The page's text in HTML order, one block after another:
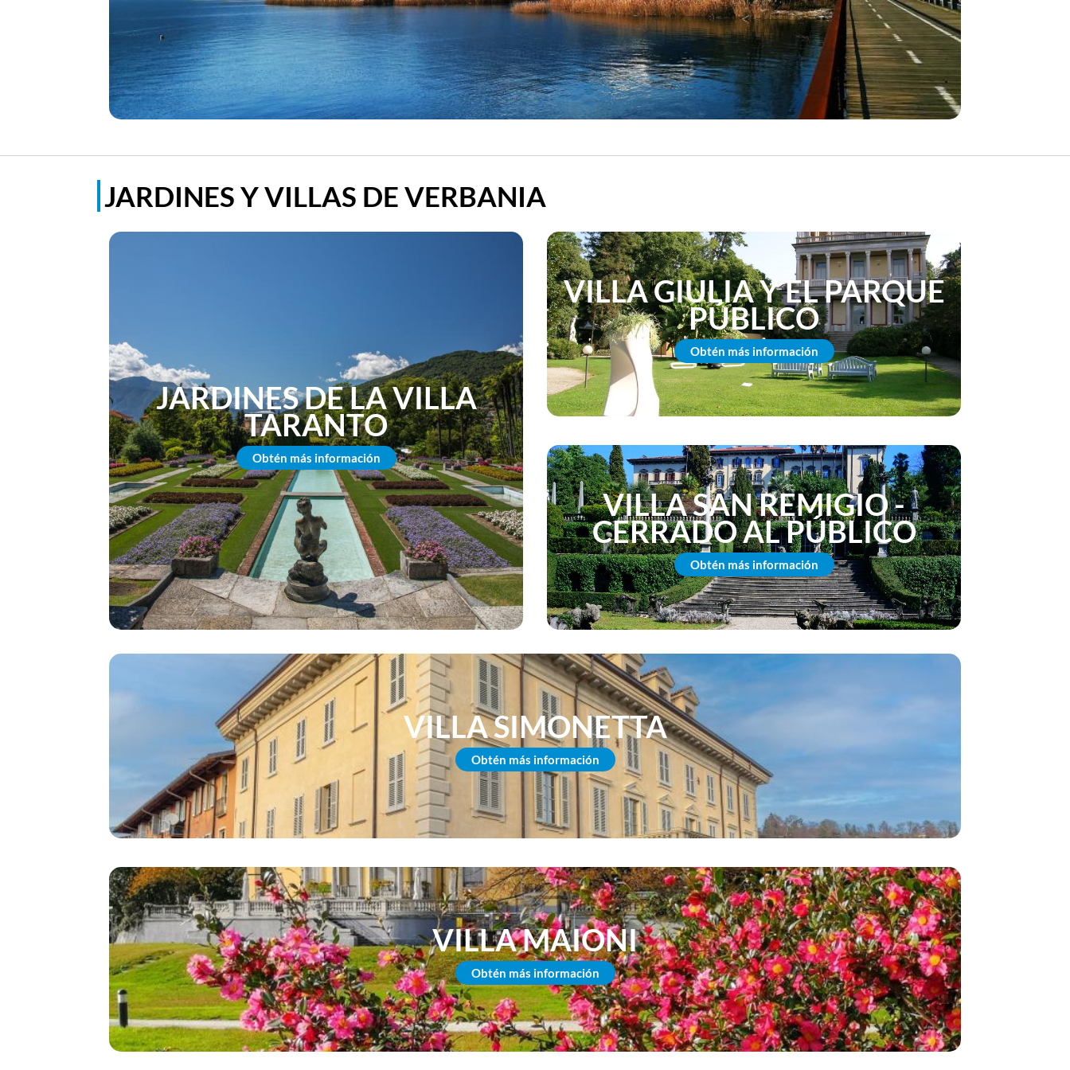
JARDINES Y VILLAS DE VERBANIA
JARDINES DE LA VILLA
TARANTO
Obtén más información
VILLA GIULIA Y EL PARQUE
PÚBLICO
Obtén más información
VILLA SAN REMIGIO -
CERRADO AL PÚBLICO
Obtén más información
VILLA SIMONETTA
Obtén más información
VILLA MAIONI
Obtén más información